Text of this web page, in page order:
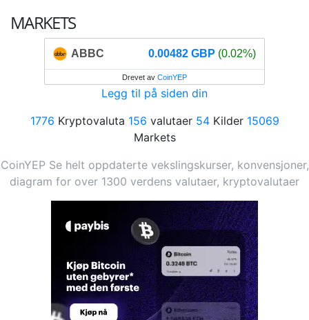
MARKETS
ABBC 0.00482 GBP (0.02%)
Drevet av CoinYEP
Legg til på siden din
1776 Kryptovaluta 156 valutaer 54Kilder 15069
Markets
CoinYEP Se helt oppdaterte vekslingskurser, konvensjoner,
diagram for over 1300 verdens valutaer, kryptovalutaer